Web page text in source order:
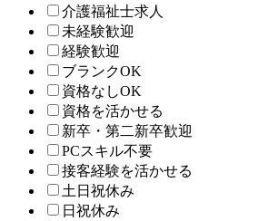
介護福祉士求人
未経験歓迎
経験歓迎
ブランクOK
資格なしOK
資格を活かせる
新卒・第二新卒歓迎
PCスキル不要
接客経験を活かせる
土日祝休み
日祝休み